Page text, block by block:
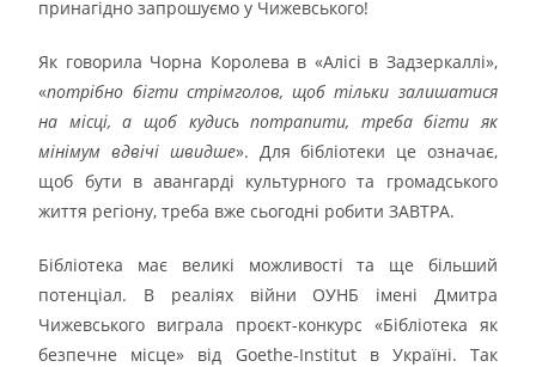
принагідно запрошуємо у Чижевського!
Як говорила Чорна Королева в «Алісі в Задзеркаллі»,
«потрібно бігти стрімголов, щоб тільки залишатися
на місці, а щоб кудись потрапити, треба бігти як
мінімум вдвічі швидше». Для бібліотеки це означає,
щоб бути в авангарді культурного та громадського
життя регіону, треба вже сьогодні робити ЗАВТРА.
Бібліотека має великі можливості та ще більший
потенціал. В реаліях війни ОУНБ імені Дмитра
Чижевського виграла проєкт-конкурс «Бібліотека як
безпечне місце» від Goethe-Institut в Україні. Так